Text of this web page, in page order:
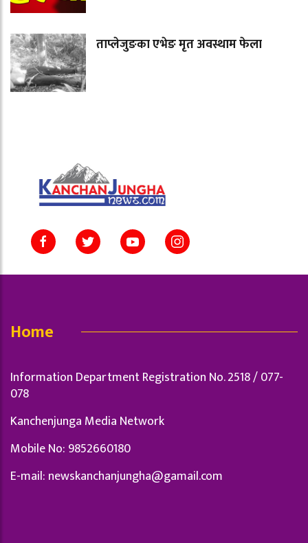
ताप्लेजुङका एभेङ मृत अवस्थाम फेला
Home
Information Department Registration No. 2518 / 077-
078
Kanchenjunga Media Network
Mobile No: 9852660180
E-mail: newskanchanjungha@gamail.com